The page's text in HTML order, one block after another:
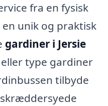
fra en fysisk
unik og praktisk
gardiner i Jersie
type gardiner
tilbyde